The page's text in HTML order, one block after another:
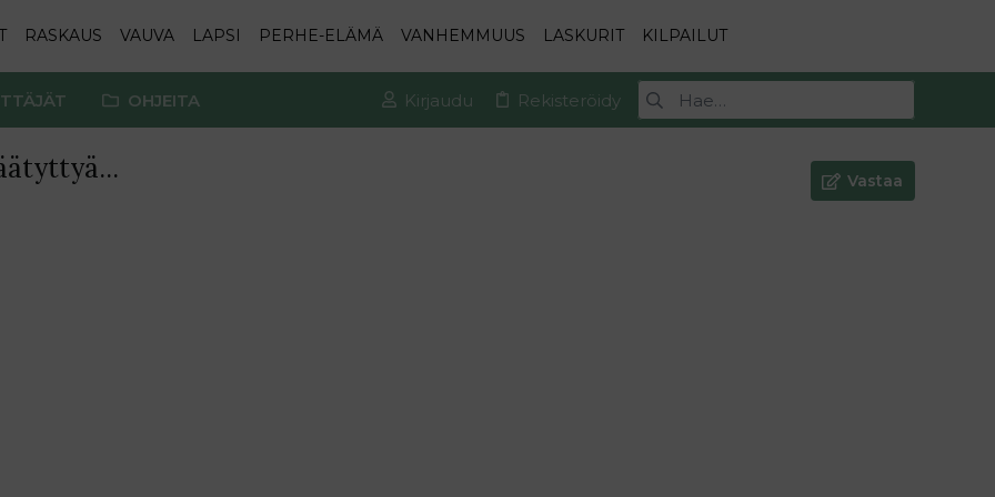
RASKAUS VAUVA LAPSI PERHE-ELÄMÄ VANHEMMUUS LASKURIT KILPAILUT
OHJEITA Kirjaudu Rekisteröidy
Vastaa